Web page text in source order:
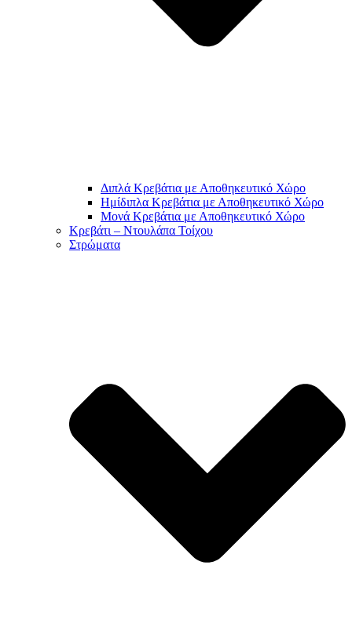
Διπλά Κρεβάτια με Αποθηκευτικό Χώρο
Ημίδιπλα Κρεβάτια με Αποθηκευτικό Χώρο
Μονά Κρεβάτια με Αποθηκευτικό Χώρο
Κρεβάτι – Ντουλάπα Τοίχου
Στρώματα